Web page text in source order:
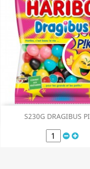
S230G DRAGIBUS
Aperçu